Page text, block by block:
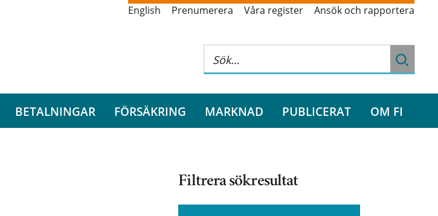
English Prenumerera Våra register Ansök och rapportera
BETALNINGAR FÖRSÄKRING MARKNAD PUBLICERAT OM FI
Filtrera sökresultat